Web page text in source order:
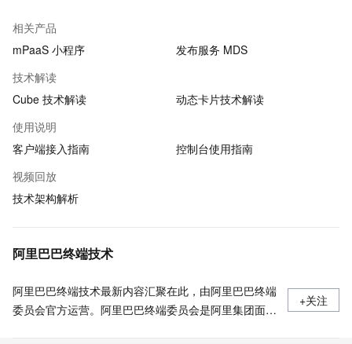
相关产品
mPaaS 小程序
发布服务 MDS
技术解读
Cube 技术解读
动态卡片技术解读
使用说明
客户端接入指南
控制台使用指南
视频回放
技术架构解析
阿里巴巴终端技术
阿里巴巴终端技术最新内容汇聚在此，由阿里巴巴终端
委员会官方运营。阿里巴巴终端委员会是阿里集团面向
+关注